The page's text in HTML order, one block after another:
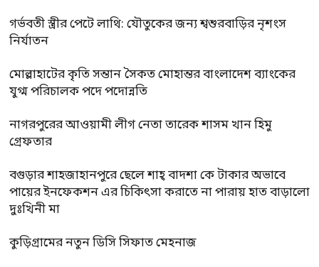
গর্ভবতী স্ত্রীর পেটে লাথি: যৌতুকের জন্য শ্বশুরবাড়ির নৃশংস
নির্যাতন
মোল্লাহাটের কৃতি সন্তান সৈকত মোহান্তর বাংলাদেশ ব্যাংকের
যুগ্ম পরিচালক পদে পদোন্নতি
নাগরপুরের আওয়ামী লীগ নেতা তারেক শাসম খান হিমু
গ্রেফতার
বগুড়ার শাহজাহানপুরে ছেলে শাহ্ বাদশা কে টাকার অভাবে
পায়ের ইনফেকশন এর চিকিৎসা করাতে না পারায় হাত বাড়ালো
দুঃখিনী মা
কুড়িগ্রামের নতুন ডিসি সিফাত মেহনাজ